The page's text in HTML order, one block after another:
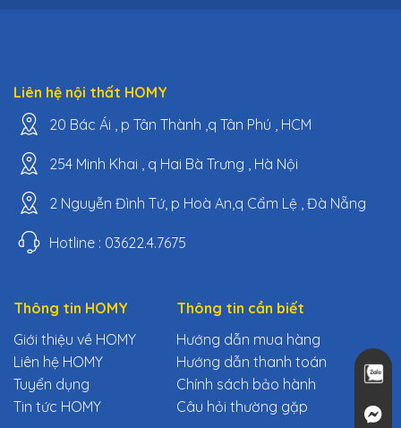
Liên hệ nội thất HOMY
20 Bác Ái , p Tân Thành ,q Tân Phú , HCM
254 Minh Khai , q Hai Bà Trưng , Hà Nội
2 Nguyễn Đình Tứ, p Hoà An,q Cẩm Lệ , Đà Nẵng
Hotline : 03622.4.7675
Thông tin HOMY
Giới thiệu về HOMY
Liên hệ HOMY
Tuyển dụng
Tin tức HOMY
Thông tin cần biết
Hướng dẫn mua hàng
Hướng dẫn thanh toán
Chính sách bảo hành
Câu hỏi thường gặp